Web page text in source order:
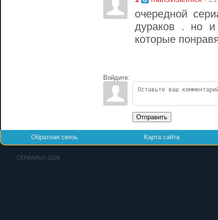
очередной
дураков . но
которые
Войдите:
Отправить
Обратная связь Карта сайта
СЕРИАЛЫ© 2026